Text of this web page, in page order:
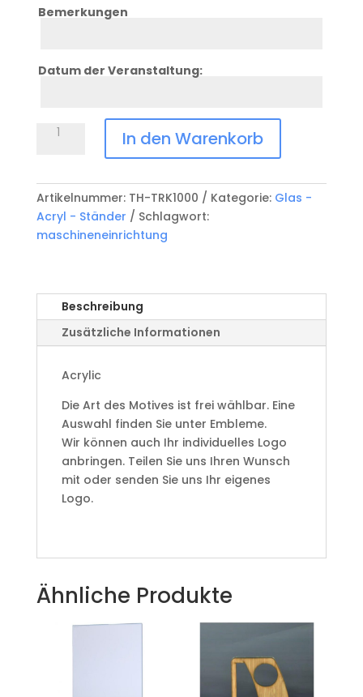
Bemerkungen
Datum der Veranstaltung:
Acrylic
Menge
In den Warenkorb
Artikelnummer: TH-TRK1000 Kategorie: Glas -
Acryl - Ständer
Schlagwort:
maschineneinrichtung
Beschreibung
Zusätzliche Informationen
Acrylic
Die Art des Motives ist frei wählbar. Eine
Auswahl finden Sie unter Embleme.
Wir können auch Ihr individuelles Logo
anbringen. Teilen Sie uns Ihren Wunsch
mit oder senden Sie uns Ihr eigenes
Logo.
Ähnliche Produkte